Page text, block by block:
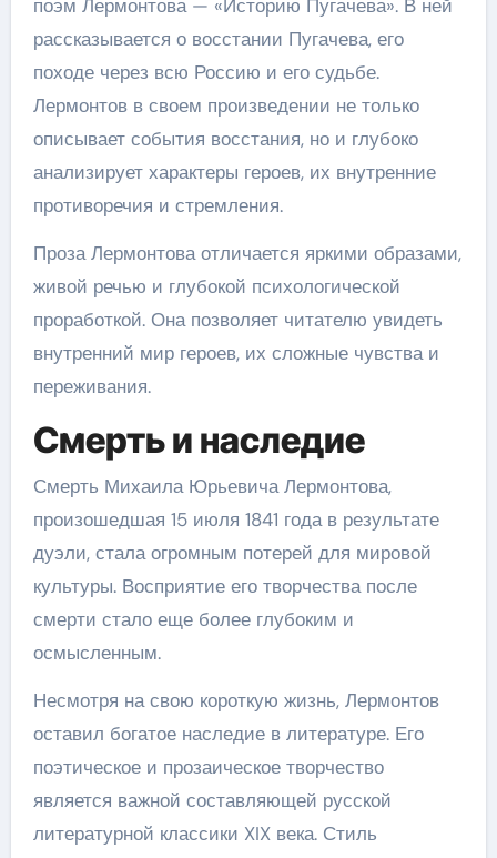
поэм Лермонтова — «Историю Пугачева». В ней
рассказывается о восстании Пугачева, его
походе через всю Россию и его судьбе.
Лермонтов в своем произведении не только
описывает события восстания, но и глубоко
анализирует характеры героев, их внутренние
противоречия и стремления.
Проза Лермонтова отличается яркими образами,
живой речью и глубокой психологической
проработкой. Она позволяет читателю увидеть
внутренний мир героев, их сложные чувства и
переживания.
Смерть и наследие
Смерть Михаила Юрьевича Лермонтова,
произошедшая 15 июля 1841 года в результате
дуэли, стала огромным потерей для мировой
культуры. Восприятие его творчества после
смерти стало еще более глубоким и
осмысленным.
Несмотря на свою короткую жизнь, Лермонтов
оставил богатое наследие в литературе. Его
поэтическое и прозаическое творчество
является важной составляющей русской
литературной классики XIX века. Стиль